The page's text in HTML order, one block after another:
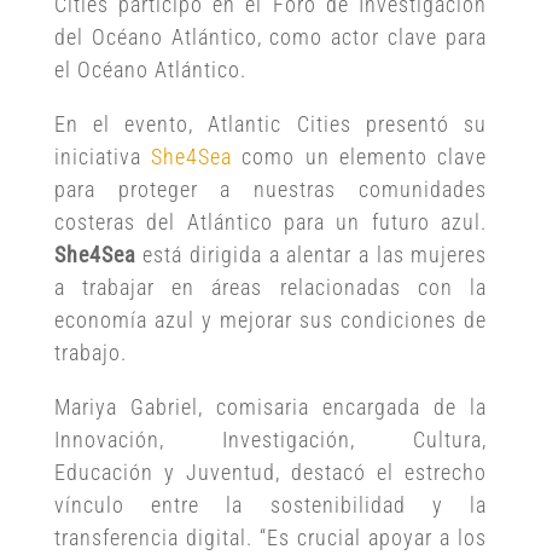
del Océano Atlántico, como actor clave para
el Océano Atlántico.
En el evento, Atlantic Cities presentó su
iniciativaShe4Sea como un elemento clave
para proteger a nuestras comunidades
costeras del Atlántico para un futuro azul.
She4Sea está dirigida a alentar a las mujeres
a trabajar en áreas relacionadas con la
economía azul y mejorar sus condiciones de
trabajo.
Mariya Gabriel, comisaria encargada de la
Innovación, Investigación, Cultura,
Educación y Juventud, destacó el estrecho
vínculo entre la sostenibilidad y la
transferencia digital. “Es crucial apoyar a los